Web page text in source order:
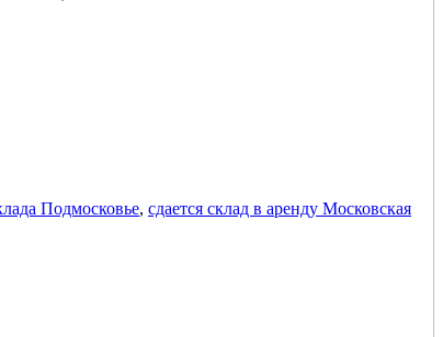
Подмосковье, сдается склад в аренду Московская